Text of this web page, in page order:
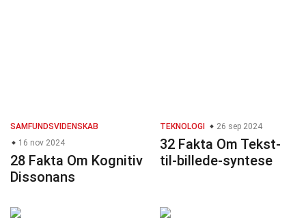
SAMFUNDSVIDENSKAB
16 nov 2024
28 Fakta Om Kognitiv
Dissonans
TEKNOLOGI 26 sep 2024
32 Fakta Om Tekst-
til-billede-syntese